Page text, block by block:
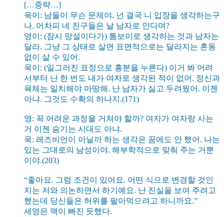
[…중략…]
욱이: 남들이 무슨 문제야. 넌 결국 니 입장을 생각하는구
나. 어차피 네 친구들은 날 남자로 안다며?
영이: (잠시 망설이다가) 톰보이로 생각하는 것과 남자는
달라. 그냥 그 상태로 살면 표면적으로는 달라지는 혼동
없이 살 수 있어.
욱이: (일그러진 표정으로 흥분을 누른다) 이거 봐 어려
서부터 난 한 번도 내가 여자로 생각된 적이 없어. 정신과
육체는 일치해야 마땅해. 난 남자가 싫고 두려웠어. 이젠
아냐. 그것도 수확의 하나지.(171)
영: 꼭 어려운 과정을 거쳐야 할까? 여자가 여자랑 사는
거 이젠 숨기는 시대도 아냐.
욱: 레즈비언이 아닐까 하는 생각은 꿈에도 안 했어. 나는
있는 그대로의 남성이야. 해부학적으로 맞춰 주는 거뿐
이야.(203)
“좋아요. 그럼 조건이 있어요. 어떤 식으로 변경할 것인
지는 저와 의논하면서 하기예요. 난 진실을 보여 주려고
했는데 당신들은 허위를 팔아먹으려고 하니까요.”
세영은 맥이 빠진 듯했다.